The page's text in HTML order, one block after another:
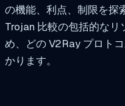
の機能、利点、制限を探
Trojan 比較の包括的なリ
め、どの V2Ray プロト
かります。